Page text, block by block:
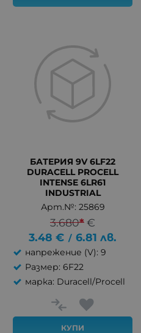
БАТЕРИЯ 9V 6LF22
DURACELL PROCELL
INTENSE 6LR61
INDUSTRIAL
Арт.№: 25869
3.680*€
3.48 € / 6.81 лв.
напрежение (V): 9
Размер: 6F22
марка: Duracell/Procell
КУПИ